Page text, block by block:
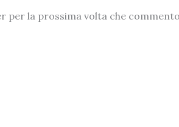
per la prossima volta che